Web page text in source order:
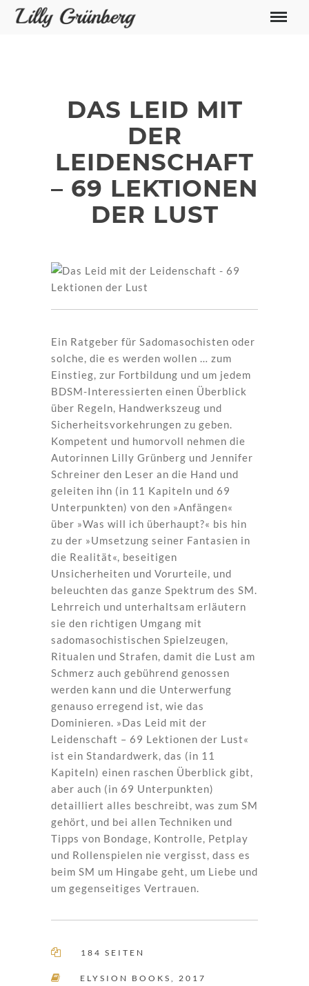
DAS LEID MIT
DER
LEIDENSCHAFT
– 69 LEKTIONEN
DER LUST
Ein Ratgeber für Sadomasochisten oder
solche, die es werden wollen … zum
Einstieg, zur Fortbildung und um jedem
BDSM-Interessierten einen Überblick
über Regeln, Handwerkszeug und
Sicherheitsvorkehrungen zu geben.
Kompetent und humorvoll nehmen die
Autorinnen Lilly Grünberg und Jennifer
Schreiner den Leser an die Hand und
geleiten ihn (in 11 Kapiteln und 69
Unterpunkten) von den »Anfängen«
über »Was will ich überhaupt?« bis hin
zu der »Umsetzung seiner Fantasien in
die Realität«, beseitigen
Unsicherheiten und Vorurteile, und
beleuchten das ganze Spektrum des SM.
Lehrreich und unterhaltsam erläutern
sie den richtigen Umgang mit
sadomasochistischen Spielzeugen,
Ritualen und Strafen, damit die Lust am
Schmerz auch gebührend genossen
werden kann und die Unterwerfung
genauso erregend ist, wie das
Dominieren. »Das Leid mit der
Leidenschaft – 69 Lektionen der Lust«
ist ein Standardwerk, das (in 11
Kapiteln) einen raschen Überblick gibt,
aber auch (in 69 Unterpunkten)
detailliert alles beschreibt, was zum SM
gehört, und bei allen Techniken und
Tipps von Bondage, Kontrolle, Petplay
und Rollenspielen nie vergisst, dass es
beim SM um Hingabe geht, um Liebe und
um gegenseitiges Vertrauen.
 184 SEITEN
 ELYSION BOOKS, 2017